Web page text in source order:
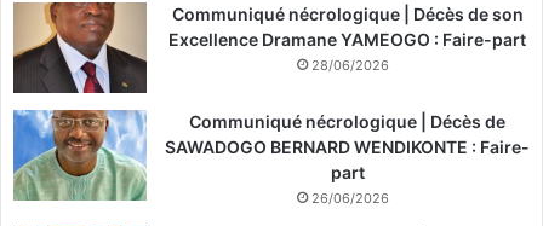
Communiqué nécrologique | Décès de son
Excellence Dramane YAMEOGO : Faire-part
28/06/2026
Communiqué nécrologique | Décès de
SAWADOGO BERNARD WENDIKONTE : Faire-
part
26/06/2026